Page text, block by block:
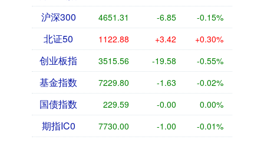
沪深300 4651.31 -6.85 -0.15%
北证50 1122.88 +3.42 +0.30%
创业板指 3515.56 -19.58 -0.55%
基金指数 7229.80 -1.63 -0.02%
国债指数 229.59 -0.00 0.00%
期指IC0 7730.00 -1.00 -0.01%